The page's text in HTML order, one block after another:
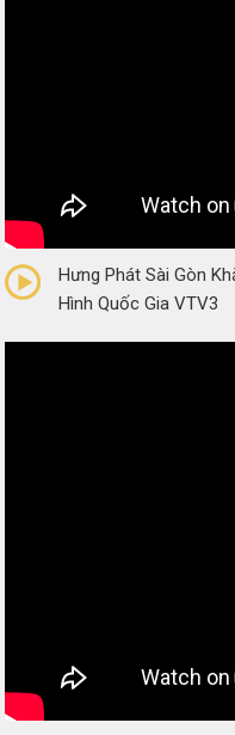
(0 Reviews)
Hưng Phát Sài Gòn
Hình Quốc Gia VTV3
(0 Reviews)